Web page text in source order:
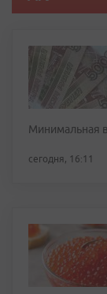
Минимальная
сегодня, 16:11